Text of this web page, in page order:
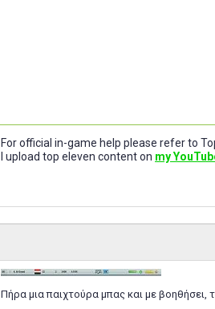
For official in-game help please refer to
I upload top eleven content on my
Πήρα μια παιχτούρα μπας και με